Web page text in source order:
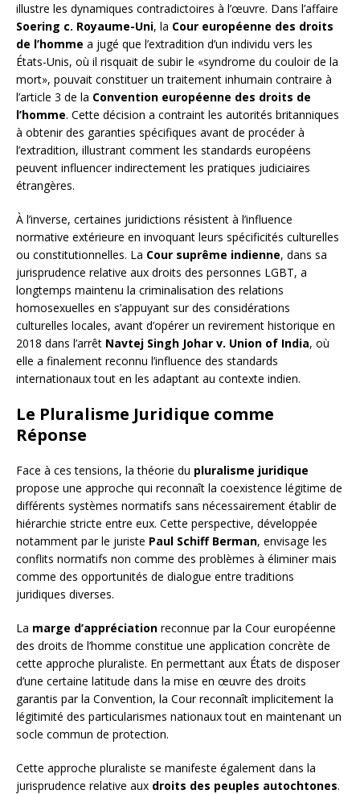
illustre les dynamiques contradictoires à l’œuvre. Dans l’affaire
Soering c. Royaume-Uni, la Cour européenne des droits
de l’homme a jugé que l’extradition d’un individu vers les
États-Unis, où il risquait de subir le «syndrome du couloir de la
mort», pouvait constituer un traitement inhumain contraire à
l’article 3 de la Convention européenne des droits de
l’homme. Cette décision a contraint les autorités britanniques
à obtenir des garanties spécifiques avant de procéder à
l’extradition, illustrant comment les standards européens
peuvent influencer indirectement les pratiques judiciaires
étrangères.
À l’inverse, certaines juridictions résistent à l’influence
normative extérieure en invoquant leurs spécificités culturelles
ou constitutionnelles. La Cour suprême indienne, dans sa
jurisprudence relative aux droits des personnes LGBT, a
longtemps maintenu la criminalisation des relations
homosexuelles en s’appuyant sur des considérations
culturelles locales, avant d’opérer un revirement historique en
2018 dans l’arrêt Navtej Singh Johar v. Union of India, où
elle a finalement reconnu l’influence des standards
internationaux tout en les adaptant au contexte indien.
Le Pluralisme Juridique comme
Réponse
Face à ces tensions, la théorie du pluralisme juridique
propose une approche qui reconnaît la coexistence légitime de
différents systèmes normatifs sans nécessairement établir de
hiérarchie stricte entre eux. Cette perspective, développée
notamment par le juriste Paul Schiff Berman, envisage les
conflits normatifs non comme des problèmes à éliminer mais
comme des opportunités de dialogue entre traditions
juridiques diverses.
La marge d’appréciation reconnue par la Cour européenne
des droits de l’homme constitue une application concrète de
cette approche pluraliste. En permettant aux États de disposer
d’une certaine latitude dans la mise en œuvre des droits
garantis par la Convention, la Cour reconnaît implicitement la
légitimité des particularismes nationaux tout en maintenant un
socle commun de protection.
Cette approche pluraliste se manifeste également dans la
jurisprudence relative aux droits des peuples autochtones.